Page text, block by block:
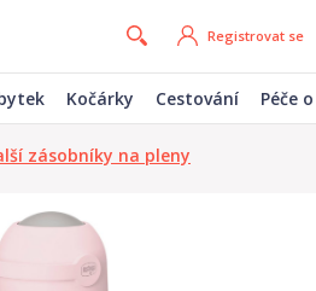
Registrovat se
Kočárky Cestování Péče
zásobníky na pleny